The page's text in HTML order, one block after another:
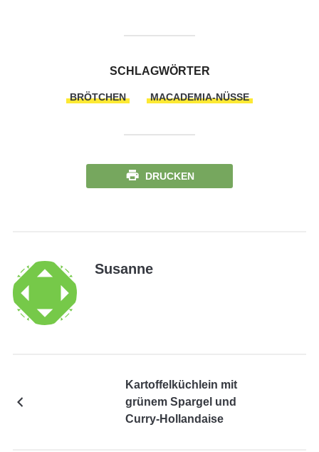
SCHLAGWÖRTER
BRÖTCHEN MACADEMIA-NÜSSE
DRUCKEN
Susanne
Kartoffelküchlein mit
grünem Spargel und
Curry-Hollandaise